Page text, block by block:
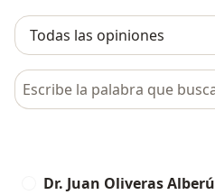
Busca en opiniones
Dr. Juan Oliveras Alberú